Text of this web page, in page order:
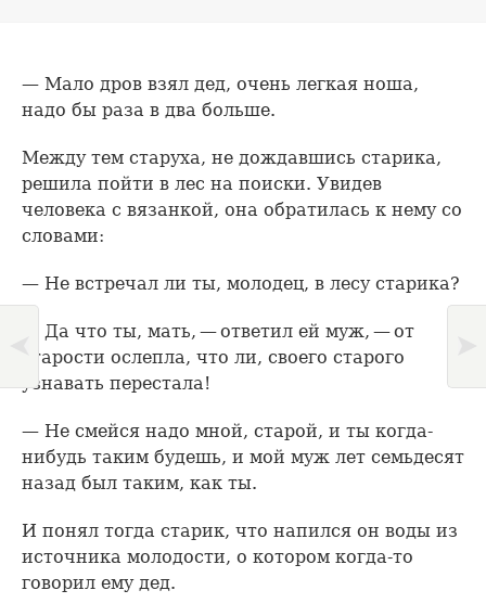
— Мало дров взял дед, очень легкая ноша,
надо бы раза в два больше.
Между тем старуха, не дождавшись старика,
решила пойти в лес на поиски. Увидев
человека с вязанкой, она обратилась к нему со
словами:
— Не встречал ли ты, молодец, в лесу старика?
— Да что ты, мать, — ответил ей муж, — от
старости ослепла, что ли, своего старого
узнавать перестала!
— Не смейся надо мной, старой, и ты когда-
нибудь таким будешь, и мой муж лет семьдесят
назад был таким, как ты.
И понял тогда старик, что напился он воды из
источника молодости, о котором когда-то
говорил ему дед.